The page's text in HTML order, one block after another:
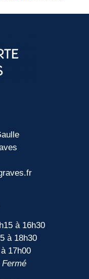
à 16h30
à 18h30
17h00